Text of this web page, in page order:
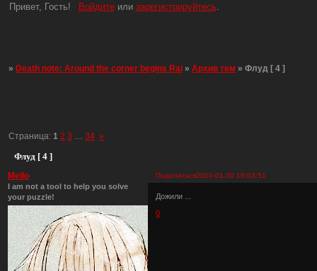
Привет, Гость! Войдитеили зарегистрируйтесь.
»Death note: Around the corner begins Rai »Архив тем »Флуд [ 4 ]
Флуд [ 4 ]
Страница: 1 2 3 34 »
Поделиться2010-01-30 18:03:51
Mello
I am not a tool to help you solve
your puzzle!
Дожили ...
0